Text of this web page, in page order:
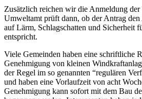
Zusätzlich reichen wir die Anmeldung
Umweltamt prüft dann, ob der Antrag
auf Lärm, Schlagschatten und Sicherheit
entspricht.
Viele Gemeinden haben eine schriftliche
Genehmigung von kleinen
der Regel im so genannten “regulären
und haben eine Vorlaufzeit von acht
Genehmigung kann sofort mit dem Bau